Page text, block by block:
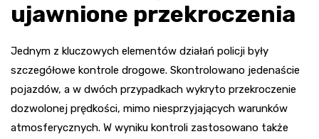
ujawnione przekroczenia
Jednym z kluczowych elementów działań policji były
szczegółowe kontrole drogowe. Skontrolowano jedenaście
pojazdów, a w dwóch przypadkach wykryto przekroczenie
dozwolonej prędkości, mimo niesprzyjających warunków
atmosferycznych. W wyniku kontroli zastosowano także